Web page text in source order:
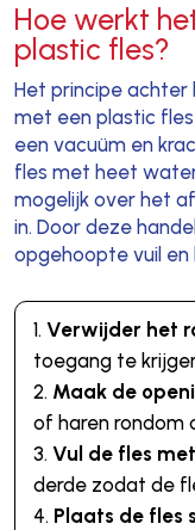
Hoe werkt
plastic fles?
Het principe achter
met een plastic
een vacuüm en
fles met heet
mogelijk over het
in. Door deze
opgehoopte vuil
Verwijder het
toegang te
Maak de
of haren rondom
Vul de fles
derde zodat de
Plaats de fles